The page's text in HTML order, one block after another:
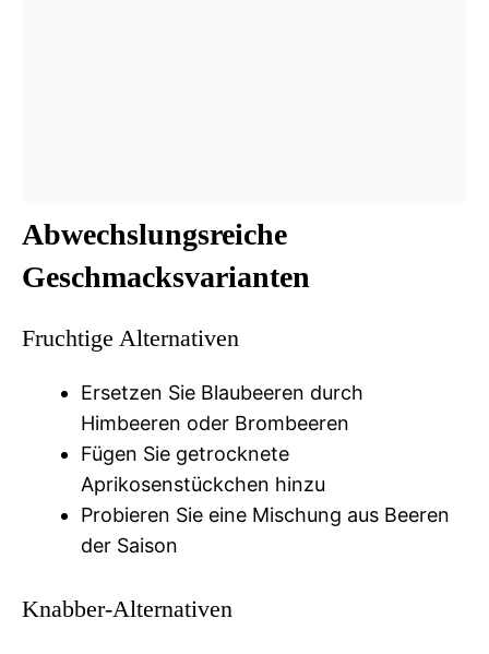
Abwechslungsreiche
Geschmacksvarianten
Fruchtige Alternativen
Ersetzen Sie Blaubeeren durch
Himbeeren oder Brombeeren
Fügen Sie getrocknete
Aprikosenstückchen hinzu
Probieren Sie eine Mischung aus Beeren
der Saison
Knabber-Alternativen